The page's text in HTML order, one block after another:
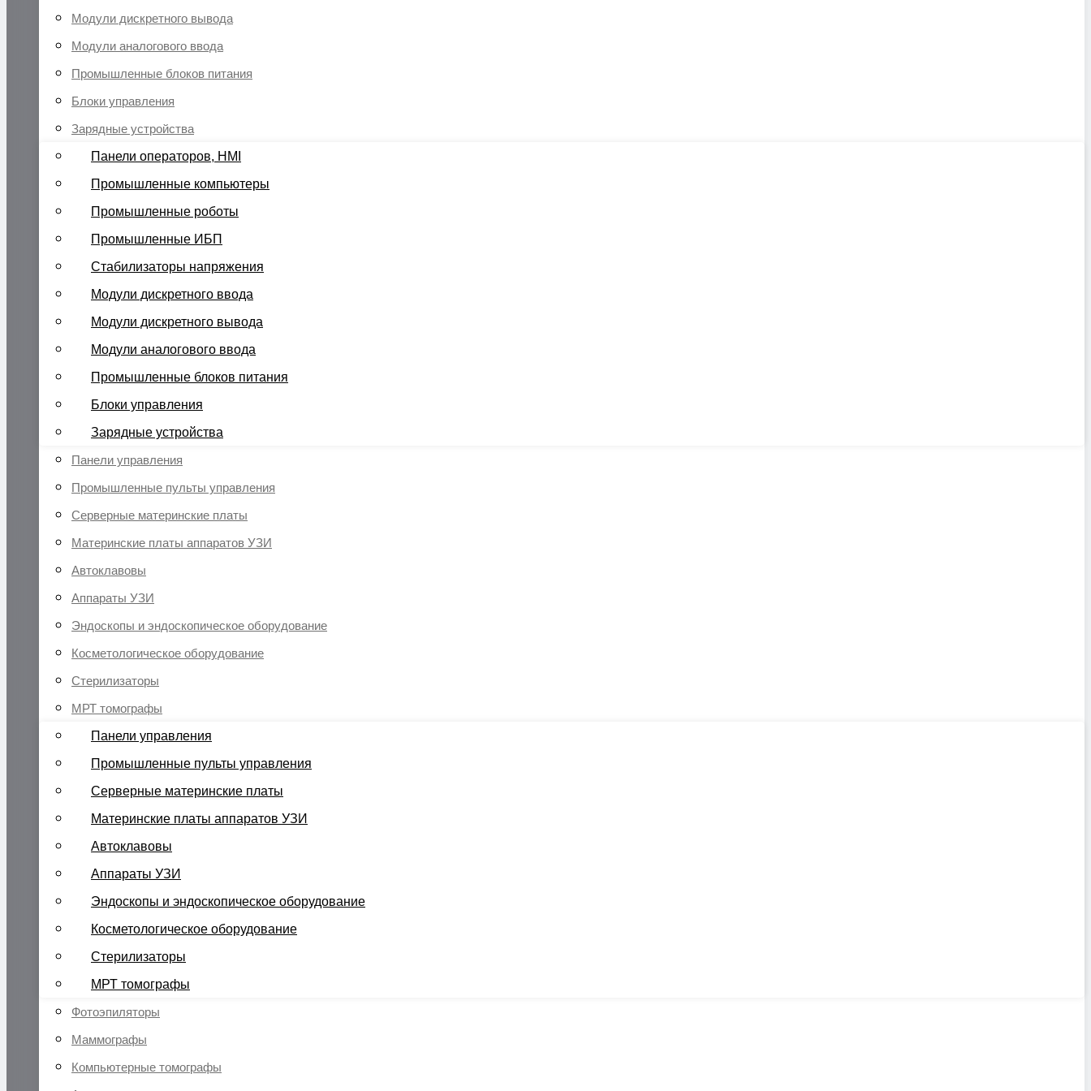
Модули дискретного вывода
Модули аналогового ввода
Промышленные блоков питания
Блоки управления
Зарядные устройства
Панели операторов, HMI
Промышленные компьютеры
Промышленные роботы
Промышленные ИБП
Стабилизаторы напряжения
Модули дискретного ввода
Модули дискретного вывода
Модули аналогового ввода
Промышленные блоков питания
Блоки управления
Зарядные устройства
Панели управления
Промышленные пульты управления
Серверные материнские платы
Материнские платы аппаратов УЗИ
Автоклавовы
Аппараты УЗИ
Эндоскопы и эндоскопическое оборудование
Косметологическое оборудование
Стерилизаторы
МРТ томографы
Панели управления
Промышленные пульты управления
Серверные материнские платы
Материнские платы аппаратов УЗИ
Автоклавовы
Аппараты УЗИ
Эндоскопы и эндоскопическое оборудование
Косметологическое оборудование
Стерилизаторы
МРТ томографы
Фотоэпиляторы
Маммографы
Компьютерные томографы